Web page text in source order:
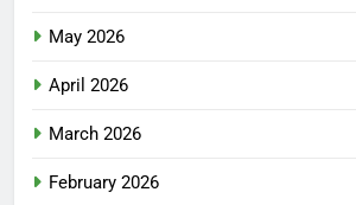
May 2026
April 2026
March 2026
February 2026